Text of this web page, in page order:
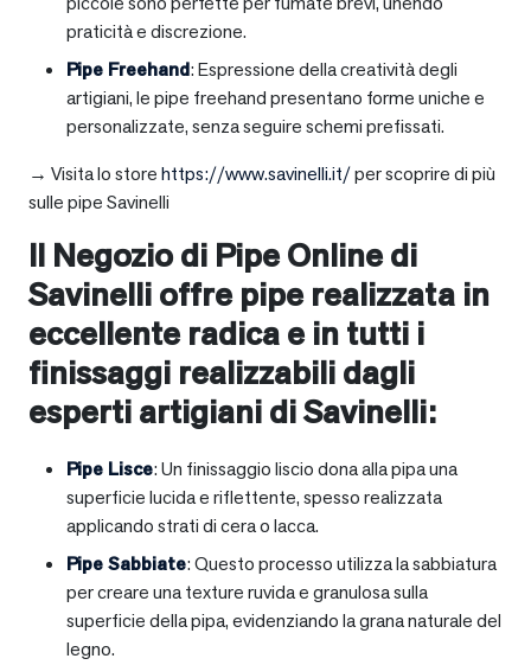
praticità e discrezione.
Pipe Freehand: Espressione della creatività degli
artigiani, le pipe freehand presentano forme uniche e
personalizzate, senza seguire schemi prefissati.
→ Visita lo storehttps://www.savinelli.it/per scoprire di più
sulle pipe Savinelli
Il Negozio di Pipe Online di
Savinelli offre pipe realizzata in
eccellente radica e in tutti i
finissaggi realizzabili dagli
esperti artigiani di Savinelli:
Pipe Lisce: Un finissaggio liscio dona alla pipa una
superficie lucida e riflettente, spesso realizzata
applicando strati di cera o lacca.
Pipe Sabbiate: Questo processo utilizza la sabbiatura
per creare una texture ruvida e granulosa sulla
superficie della pipa, evidenziando la grana naturale del
legno.